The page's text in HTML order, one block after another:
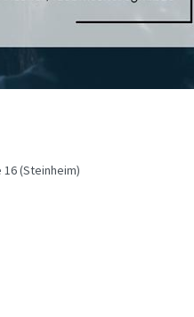
(Steinheim)